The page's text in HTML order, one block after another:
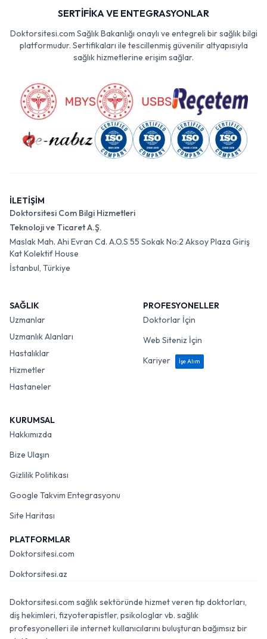
SERTİFİKA VE ENTEGRASYONLAR
Doktorsitesi.com Sağlık Bakanlığı onaylı ve entegreli bir sağlık bilgi
platformudur. Sertifikaları ile tescillenmiş güvenilir altyapısıyla
sağlık hizmetlerine erişim sağlar.
İLETİŞİM
Doktorsitesi Com Bilgi Hizmetleri
Teknoloji ve Ticaret A.Ş.
Maslak Mah. Ahi Evran Cd. A.O.S 55 Sokak No:2 Aksoy Plaza Giriş
Kat Kolektif House
İstanbul, Türkiye
SAĞLIK
Uzmanlar
Uzmanlık Alanları
Hastalıklar
Hizmetler
Hastaneler
PROFESYONELLER
Doktorlar İçin
Web Siteniz İçin
Kariyer
İşe Alım
KURUMSAL
Hakkımızda
Bize Ulaşın
Gizlilik Politikası
Google Takvim Entegrasyonu
Site Haritası
PLATFORMLAR
Doktorsitesi.com
Doktorsitesi.az
Doktorsitesi.com sağlık sektöründe hizmet veren tıp doktorları,
diş hekimleri, fizyoterapistler, psikologlar vb. sağlık
profesyonelleri ile internet kullanıcılarını buluşturan bağımsız bir